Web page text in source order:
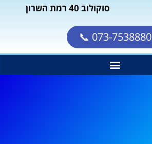
סוקולוב 40 רמת השרון
073-7538880 📞